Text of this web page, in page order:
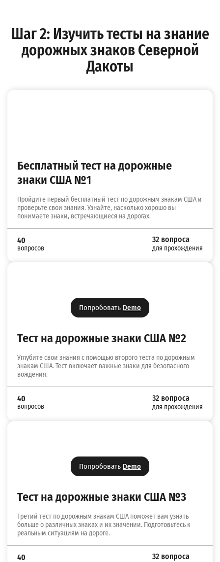
Шаг 2: Изучить тесты на знание
дорожных знаков Северной
Дакоты
Бесплатный тест на дорожные
знаки США №1
Пройдите первый бесплатный тест по дорожным знакам США и
проверьте свои знания. Узнайте, насколько хорошо вы
понимаете знаки, встречающиеся на дорогах.
40
вопросов
32 вопроса
для прохождения
Попробовать Demo
Тест на дорожные знаки США №2
Углубите свои знания с помощью второго теста по дорожным
знакам США. Тест включает важные знаки для безопасного
вождения.
40
вопросов
32 вопроса
для прохождения
Попробовать Demo
Тест на дорожные знаки США №3
Третий тест по дорожным знакам США поможет вам узнать
больше о различных знаках и их значении. Подготовьтесь к
реальным ситуациям на дороге.
40 32 вопроса